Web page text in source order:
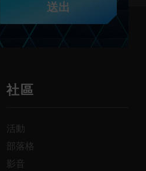
送出
社區
活動
部落格
影音